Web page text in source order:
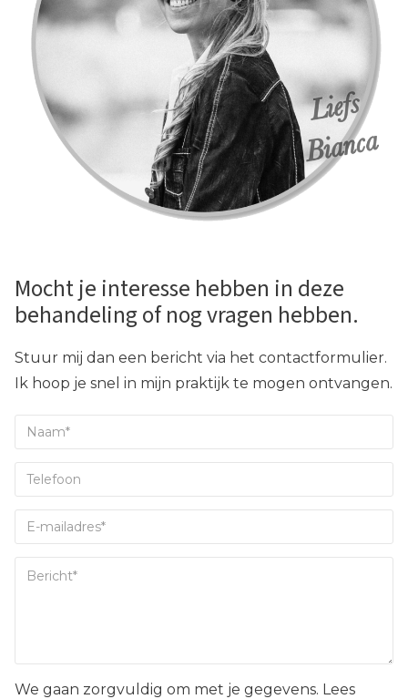
Mocht je interesse hebben in deze
behandeling of nog vragen hebben.
Stuur mij dan een bericht via het contactformulier.
Ik hoop je snel in mijn praktijk te mogen ontvangen.
We gaan zorgvuldig om met je gegevens. Lees